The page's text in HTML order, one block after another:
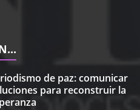
de paz: comunicar
para reconstruir la